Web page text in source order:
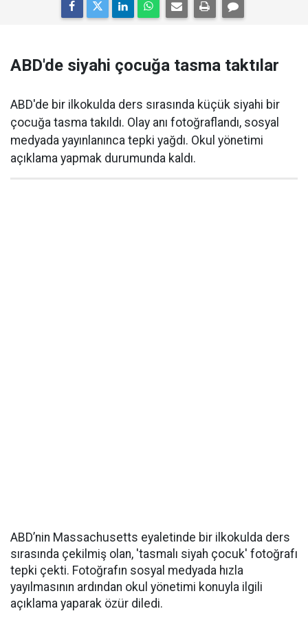
ABD'de siyahi çocuğa tasma taktılar
ABD'de bir ilkokulda ders sırasında küçük siyahi bir
çocuğa tasma takıldı. Olay anı fotoğraflandı, sosyal
medyada yayınlanınca tepki yağdı. Okul yönetimi
açıklama yapmak durumunda kaldı.
ABD’nin Massachusetts eyaletinde bir ilkokulda ders
sırasında çekilmiş olan, 'tasmalı siyah çocuk' fotoğrafı
tepki çekti. Fotoğrafın sosyal medyada hızla
yayılmasının ardından okul yönetimi konuyla ilgili
açıklama yaparak özür diledi.